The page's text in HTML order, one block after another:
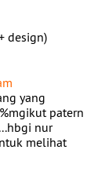
design)
yang
patern
nur
melihat